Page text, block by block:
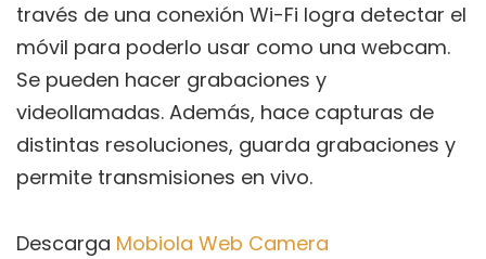
través de una conexión Wi-Fi logra detectar el
móvil para poderlo usar como una webcam.
Se pueden hacer grabaciones y
videollamadas. Además, hace capturas de
distintas resoluciones, guarda grabaciones y
permite transmisiones en vivo.
Descarga Mobiola Web Camera